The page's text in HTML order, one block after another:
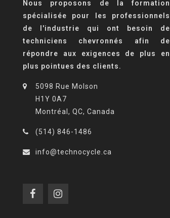
Nous proposons de la formation
spécialisée pour les professionnels
de l'industrie qui ont besoin de
techniciens chevronnés afin de
répondre aux exigences de plus en
plus pointues des clients.
5098 Rue Molson
H1Y 0A7
Montréal, QC, Canada
(514) 846-1486
info@technocycle.ca